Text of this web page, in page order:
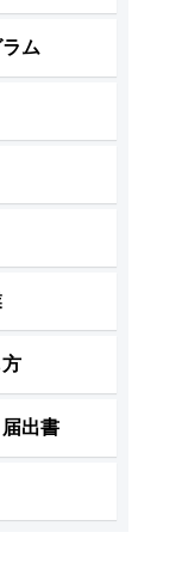
ム
出書